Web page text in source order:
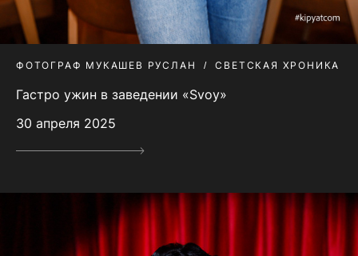
ФОТОГРАФ МУКАШЕВ РУСЛАН СВЕТСКАЯ ХРОНИКА
Гастро ужин в заведении «Svoy»
30 апреля 2025